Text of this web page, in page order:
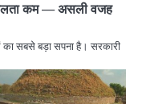
कम — असली वजह
का सबसे बड़ा सपना है। सरकारी